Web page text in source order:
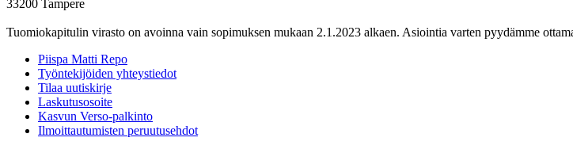
33200 Tampere
Tuomiokapitulin virasto on avoinna vain sopimuksen mukaan 2.1.2023 alkaen. Asiointia varten pyydämme
Piispa Matti Repo
Työntekijöiden yhteystiedot
Tilaa uutiskirje
Laskutusosoite
Kasvun Verso-palkinto
Ilmoittautumisten peruutusehdot